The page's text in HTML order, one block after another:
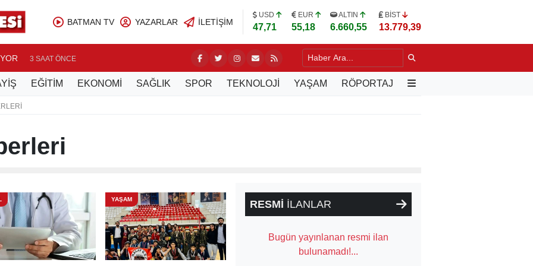
BATMAN TV YAZARLAR İLETIŞIM
USD
47,71
EUR
55,18
ALTIN
6.660,55
BİST
13.779,39
3 SAAT ÖNCE BATMAN’DA YILLARIN SORUNU DEĞİŞİYOR 3 SAAT ÖNCE
EĞİTİM EKONOMİ SAĞLIK SPOR TEKNOLOJİ YAŞAM RÖPORTAJ
YAŞAM RESMİ İLANLAR
Bugün yayınlanan resmi ilan
bulunamadı!...